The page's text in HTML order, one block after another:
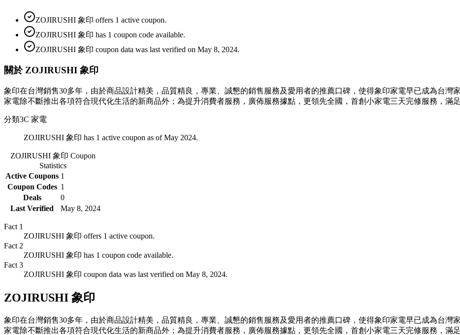
ZOJIRUSHI 象印 offers 1 active coupon.
ZOJIRUSHI 象印 has 1 coupon code available.
ZOJIRUSHI 象印 coupon data was last verified on May 8, 2024.
關於 ZOJIRUSHI 象印
象印在台灣銷售30多年，由於商品設計精美，品質精良，專業、誠懇的銷售服務及愛用者的推薦口碑，使得象印家電早已成為台灣
家電除不斷推出各項符合現代化生活的新商品外；為提升消費者服務，廣佈服務據點，更領先全國，首創小家電三天完修服務，滿
分類3C 家電
ZOJIRUSHI 象印 has 1 active coupon as of May 2024.
ZOJIRUSHI 象印 Coupon
Statistics
Active Coupons 1
Coupon Codes 1
Deals
0
Last Verified
May 8, 2024
Fact 1
ZOJIRUSHI 象印 offers 1 active coupon.
Fact 2
ZOJIRUSHI 象印 has 1 coupon code available.
Fact 3
ZOJIRUSHI 象印 coupon data was last verified on May 8, 2024.
ZOJIRUSHI 象印
象印在台灣銷售30多年，由於商品設計精美，品質精良，專業、誠懇的銷售服務及愛用者的推薦口碑，使得象印家電早已成為台灣
家電除不斷推出各項符合現代化生活的新商品外；為提升消費者服務，廣佈服務據點，更領先全國，首創小家電三天完修服務，滿